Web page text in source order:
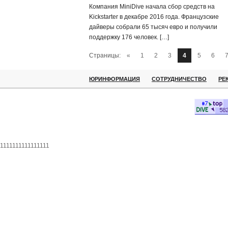
Компания MiniDive начала сбор средств на
Kickstarter в декабре 2016 года. Французские
дайверы собрали 65 тысяч евро и получили
поддержку 176 человек. […]
Страницы: « 1 2 3 4 5 6 7
ЮРИНФОРМАЦИЯ СОТРУДНИЧЕСТВО
1111111111111111